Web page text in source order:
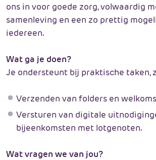
ons in voor goede zorg, volwaardig
samenleving en een zo prettig
iedereen.
Wat ga je doen?
Je ondersteunt bij praktische taken,
Verzenden van folders en
Versturen van digitale
bijeenkomsten met lotgenoten.
Wat vragen we van jou?